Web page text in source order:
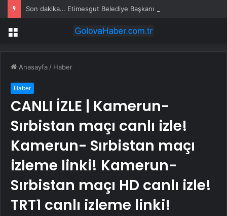
Menü
Anasayfa / Haber
Haber
CANLI İZLE | Kamerun-
Sırbistan maçı canlı izle!
Kamerun- Sırbistan maçı
izleme linki! Kamerun-
Sırbistan maçı HD canlı izle!
TRT1 canlı izleme linki!